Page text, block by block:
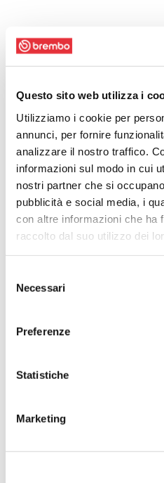
Questo sito web utilizza i
Utilizziamo i cookie per
annunci, per fornire
analizzare il nostro traffico.
informazioni sul modo in cui
nostri partner che si
pubblicità e social media, i
con altre informazioni che ha
raccolto dal suo utilizzo dei
delNecessari
Preferenze
Statistiche
Marketing